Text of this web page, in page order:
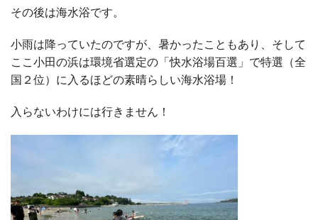
その後は海水浴です。
小雨は降っていたのですが、暑かったこともあり、そして
ここ小田の浜は環境省選定の「快水浴場百選」で特選（全
国２位）に入るほどの素晴らしい海水浴場！
入らないわけには行きません！